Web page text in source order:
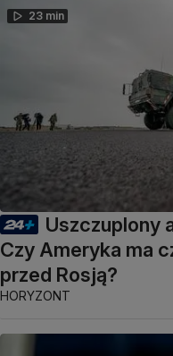
23 min
Uszczuplony
Czy Ameryka ma
przed Rosją?
HORYZONT